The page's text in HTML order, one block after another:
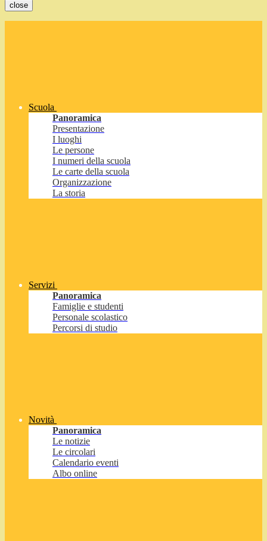
close
Scuola
Panoramica
Presentazione
I luoghi
Le persone
I numeri della scuola
Le carte della scuola
Organizzazione
La storia
Servizi
Panoramica
Famiglie e studenti
Personale scolastico
Percorsi di studio
Novità
Panoramica
Le notizie
Le circolari
Calendario eventi
Albo online